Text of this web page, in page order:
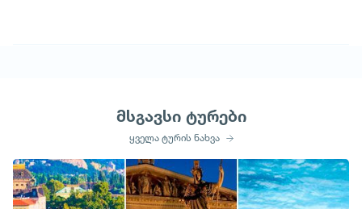
მსგავსი ტურები
ყველა ტურის ნახვა